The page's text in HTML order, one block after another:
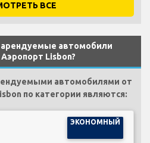
ВСЕ
автомобили
Lisbon?
автомобилями от
по категории являются:
ЭКОНОМНЫЙ